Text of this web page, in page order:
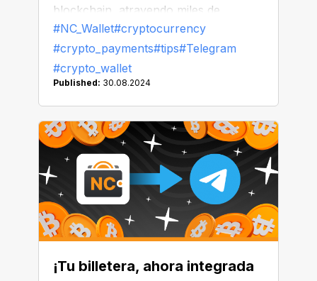
blockchain, atrayendo miles de
millones en inversiones. Sin embargo,
¿cómo es que las criptomonedas están
cayendo en una zona gris en algunos
países, y Google y Apple están
eliminando las aplicaciones de
criptomonedas de sus tiendas?
#NC_Wallet#cryptocurrency
#crypto_payments#tips#Telegram
#crypto_wallet
Published: 30.08.2024
¡Tu billetera, ahora integrada